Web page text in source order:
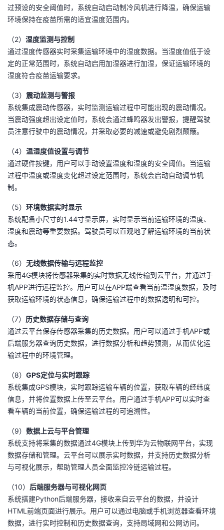
过预设的安全阈值时，系统自动启动制冷风机进行降温，确保运输
环境保持在疫苗所需的适宜温度范围内。
（2） 湿度监测与控制
通过湿度传感器实时采集运输环境中的湿度数据。当湿度值低于设
定的正常范围时，系统自动启用加湿器进行加湿，保证运输环境的
湿度符合疫苗运输要求。
（3） 震动监测与警报
系统集成震动传感器，实时监测运输过程中可能出现的震动情况。
当震动强度超出设定值时，系统会通过蜂鸣器发出警报，提醒驾驶
员注意行驶中的震动情况，并采取必要的减速或避免剧烈颠簸。
（4） 温湿度值设置与调节
通过硬件按键，用户可以手动设置温度和湿度的安全阈值。当运输
过程中温度或湿度变化超过设定范围时，系统会启动自动调节机
制。
（5） 环境数据实时显示
系统配备小尺寸的1.44寸显示屏，实时显示当前运输环境的温度、
湿度和震动等重要数据。驾驶员可以直观地了解运输环境的当前状
态。
（6） 无线数据传输与远程监控
采用4G模块将传感器采集的实时数据无线传输到云平台，并通过手
机APP进行远程监控。用户可以在APP端查看当前温湿度数据，及时
获取运输环境的状态信息，确保运输过程中的数据透明和可控。
（7） 历史数据存储与查询
通过云平台保存传感器采集的历史数据。用户可以通过手机APP或
后端服务器查询历史数据，进行数据分析和趋势预测，从而优化运
输过程中的环境管理。
（8） GPS定位与实时跟踪
系统集成GPS模块，实时跟踪运输车辆的位置，获取车辆的经纬度
信息，并将位置数据上传至云平台。用户通过手机APP可以实时查
看车辆的当前位置，确保运输过程的可追溯性。
（9） 数据上云与平台管理
系统支持将采集的数据通过4G模块上传到华为云物联网平台，实现
数据存储和管理。云平台可以展示实时数据，并支持历史数据分析
与可视化展示，帮助管理人员全面监控冷链运输过程。
（10） 后端服务器与可视化网页
系统搭建Python后端服务器，接收来自云平台的数据，并设计
HTML前端页面进行展示。用户可以通过电脑或手机浏览器查看环境
数据，进行实时控制和历史数据查询，支持局域网和公网访问。